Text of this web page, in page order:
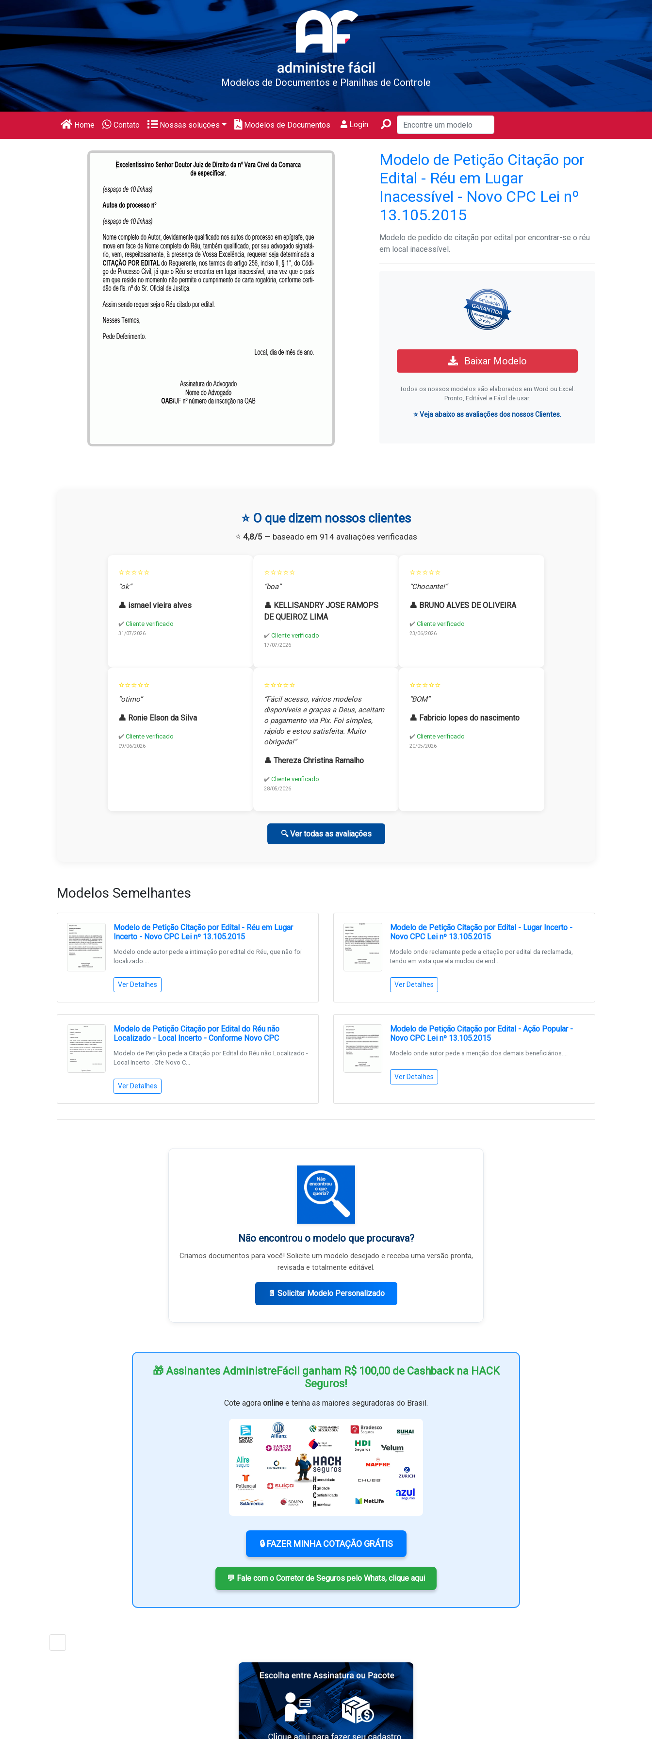
Modelos de Documentos e Planilhas de Controle
Home Contato Nossas soluções Modelos de Documentos Login
Modelo de Petição Citação por
Edital - Réu em Lugar
Inacessível - Novo CPC Lei nº
13.105.2015
Modelo de pedido de citação por edital por encontrar-se o réu
em local inacessível.
Baixar Modelo
Todos os nossos modelos são elaborados em Word ou Excel.
Pronto, Editável e Fácil de usar.
⭐ Veja abaixo as avaliações dos nossos Clientes.
⭐ O que dizem nossos clientes
⭐ 4,8/5— baseado em 914 avaliações verificadas
⭐⭐⭐⭐⭐
“ok”
👤 ismael vieira alves
✔️ Cliente verificado
31/07/2026
⭐⭐⭐⭐⭐
“boa”
👤 KELLISANDRY JOSE RAMOPS
DE QUEIROZ LIMA
✔️ Cliente verificado
17/07/2026
⭐⭐⭐⭐⭐
“Chocante!”
👤 BRUNO ALVES DE OLIVEIRA
✔️ Cliente verificado
23/06/2026
⭐⭐⭐⭐⭐
“otimo”
👤 Ronie Elson da Silva
✔️ Cliente verificado
09/06/2026
⭐⭐⭐⭐⭐
“Fácil acesso, vários modelos
disponíveis e graças a Deus, aceitam
o pagamento via Pix. Foi simples,
rápido e estou satisfeita. Muito
obrigada!”
👤 Thereza Christina Ramalho
✔️ Cliente verificado
28/05/2026
⭐⭐⭐⭐⭐
“BOM”
👤 Fabricio lopes do nascimento
✔️ Cliente verificado
20/05/2026
🔍 Ver todas as avaliações
Modelos Semelhantes
Modelo de Petição Citação por Edital - Réu em Lugar
Incerto - Novo CPC Lei nº 13.105.2015
Modelo onde autor pede a intimação por edital do Réu, que não foi
localizado....
Ver Detalhes
Modelo de Petição Citação por Edital - Lugar Incerto -
Novo CPC Lei nº 13.105.2015
Modelo onde reclamante pede a citação por edital da reclamada,
tendo em vista que ela mudou de end...
Ver Detalhes
Modelo de Petição Citação por Edital do Réu não
Localizado - Local Incerto - Conforme Novo CPC
Modelo de Petição pede a Citação por Edital do Réu não Localizado -
Local Incerto . Cfe Novo C...
Ver Detalhes
Modelo de Petição Citação por Edital - Ação Popular -
Novo CPC Lei nº 13.105.2015
Modelo onde autor pede a menção dos demais beneficiários....
Ver Detalhes
Não encontrou o modelo que procurava?
Criamos documentos para você! Solicite um modelo desejado e receba uma versão pronta,
revisada e totalmente editável.
📄 Solicitar Modelo Personalizado
🎁 Assinantes AdministreFácil ganham R$ 100,00 de Cashback na HACK
Seguros!
Cote agora online e tenha as maiores seguradoras do Brasil.
🔒 FAZER MINHA COTAÇÃO GRÁTIS
💬 Fale com o Corretor de Seguros pelo Whats, clique aqui